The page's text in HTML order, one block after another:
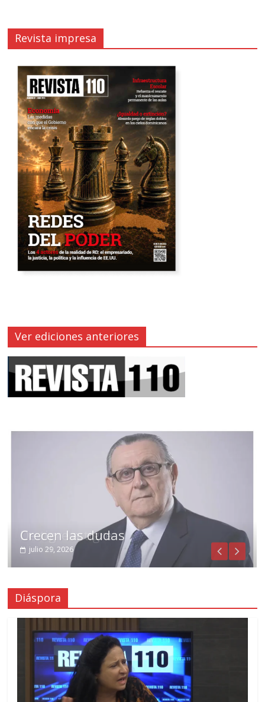
Revista impresa
Ver ediciones anteriores
Crecen las dudas
julio 29, 2026
Diáspora